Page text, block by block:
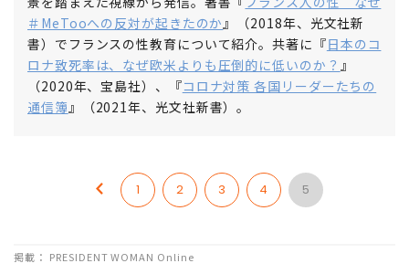
＃MeTooへの反対が起きたのか 』（2018年、光文社新
書）でフランスの性教育について紹介。共著に『日本のコ
ロナ致死率は、なぜ欧米よりも圧倒的に低いのか？ 』
（2020年、宝島社）、『コロナ対策 各国リーダーたちの
通信簿 』（2021年、光文社新書）。
1 2 3 4 5
掲載： PRESIDENT WOMAN Online